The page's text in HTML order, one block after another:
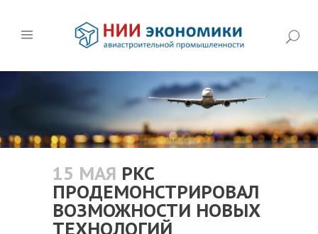
15 МАЯ РКС
ПРОДЕМОНСТРИРОВАЛ
ВОЗМОЖНОСТИ НОВЫХ
ТЕХНОЛОГИЙ